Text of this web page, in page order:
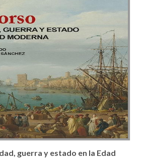
guerra y estado en la Edad